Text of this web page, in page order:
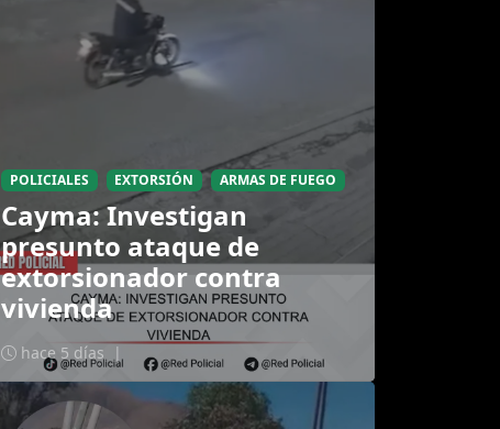
POLICIALES EXTORSIÓN ARMAS DE FUEGO
Cayma: Investigan
presunto ataque de
extorsionador contra
vivienda
hace 5 días |